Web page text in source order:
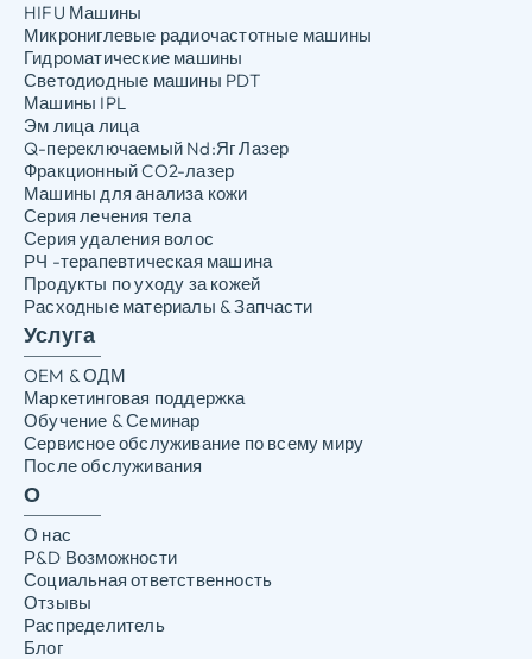
HIFU Машины
Микрониглевые радиочастотные машины
Гидроматические машины
Светодиодные машины PDT
Машины IPL
Эм лица лица
Q-переключаемый Nd:Яг Лазер
Фракционный CO2-лазер
Машины для анализа кожи
Серия лечения тела
Серия удаления волос
РЧ -терапевтическая машина
Продукты по уходу за кожей
Расходные материалы & Запчасти
Услуга
OEM & ОДМ
Маркетинговая поддержка
Обучение & Семинар
Сервисное обслуживание по всему миру
После обслуживания
О
О нас
Р&D Возможности
Социальная ответственность
Отзывы
Распределитель
Блог